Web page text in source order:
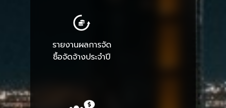
รายงานผลการจัด
ซื้อจัดจ้างประจำปี